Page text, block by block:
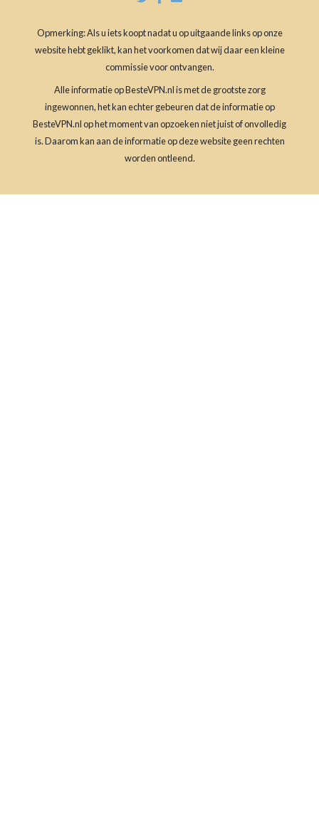
Opmerking: Als u iets koopt nadat u op uitgaande links op onze
website hebt geklikt, kan het voorkomen dat wij daar een kleine
commissie voor ontvangen.
Alle informatie op BesteVPN.nl is met de grootste zorg
ingewonnen, het kan echter gebeuren dat de informatie op
BesteVPN.nl op het moment van opzoeken niet juist of onvolledig
is. Daarom kan aan de informatie op deze website geen rechten
worden ontleend.